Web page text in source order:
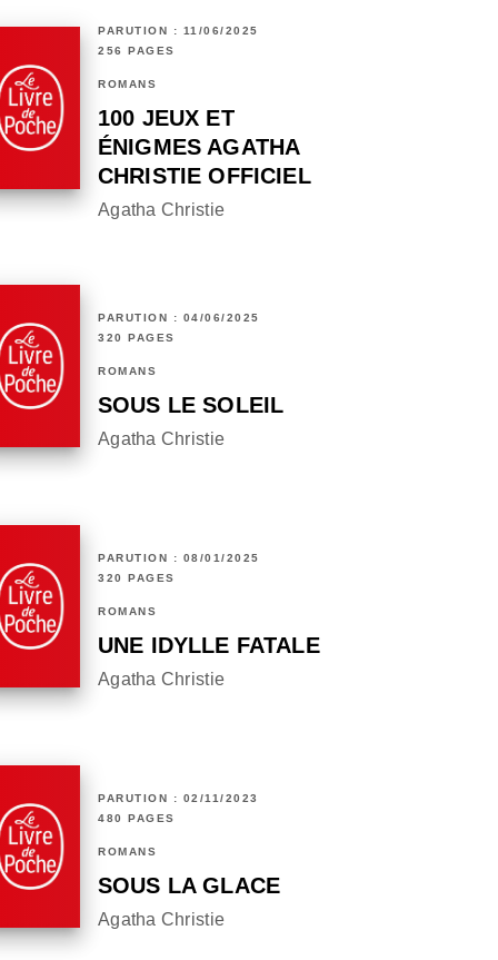
PARUTION : 11/06/2025
256 PAGES
ROMANS
100 JEUX ET
ÉNIGMES AGATHA
CHRISTIE OFFICIEL
Agatha Christie
PARUTION : 04/06/2025
320 PAGES
ROMANS
SOUS LE SOLEIL
Agatha Christie
PARUTION : 08/01/2025
320 PAGES
ROMANS
UNE IDYLLE FATALE
Agatha Christie
PARUTION : 02/11/2023
480 PAGES
ROMANS
SOUS LA GLACE
Agatha Christie